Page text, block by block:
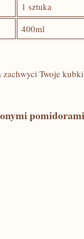
1 sztuka
400ml
Twoje
pomidorami